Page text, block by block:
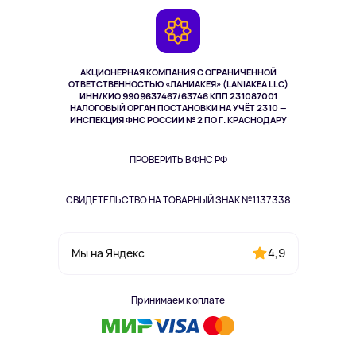
АКЦИОНЕРНАЯ КОМПАНИЯ С ОГРАНИЧЕННОЙ
ОТВЕТСТВЕННОСТЬЮ «ЛАНИАКЕЯ» (LANIAKEA LLC)
ИНН/КИО 9909637467/63746 КПП 231087001
НАЛОГОВЫЙ ОРГАН ПОСТАНОВКИ НА УЧЁТ 2310 —
ИНСПЕКЦИЯ ФНС РОССИИ № 2 ПО Г. КРАСНОДАРУ
ПРОВЕРИТЬ В ФНС РФ
СВИДЕТЕЛЬСТВО НА ТОВАРНЫЙ ЗНАК №1137338
Мы на Яндекс 4,9
Принимаем к оплате
Здоровье питомцев
Одежда и аксессуары